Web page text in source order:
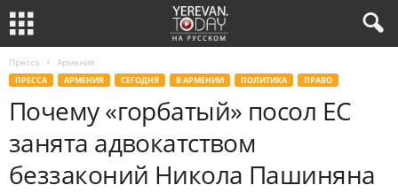
Пресса Армения
ПРЕССА АРМЕНИЯ СЕГОДНЯ В АРМЕНИИ ПОЛИТИКА ПРАВО
Почему «горбатый» посол ЕС
занята адвокатством
беззаконий Никола Пашиняна